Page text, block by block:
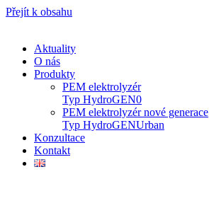
Přejít k obsahu
Aktuality
O nás
Produkty
PEM elektrolyzér
Typ HydroGEN0
PEM elektrolyzér nové generace
Typ HydroGENUrban
Konzultace
Kontakt